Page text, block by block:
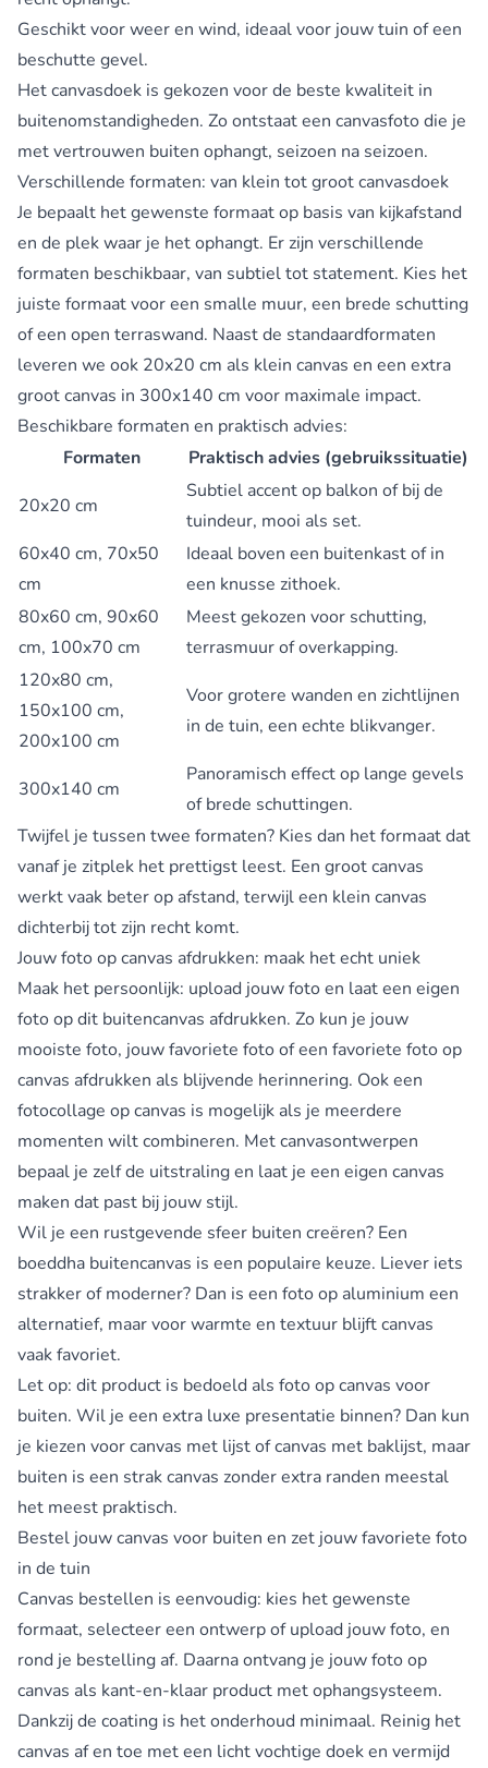
Geschikt voor weer en wind, ideaal voor jouw tuin of een
beschutte gevel.
Het canvasdoek is gekozen voor de beste kwaliteit in
buitenomstandigheden. Zo ontstaat een canvasfoto die je
met vertrouwen buiten ophangt, seizoen na seizoen.
Verschillende formaten: van klein tot groot canvasdoek
Je bepaalt het gewenste formaat op basis van kijkafstand
en de plek waar je het ophangt. Er zijn verschillende
formaten beschikbaar, van subtiel tot statement. Kies het
juiste formaat voor een smalle muur, een brede schutting
of een open terraswand. Naast de standaardformaten
leveren we ook 20x20 cm als klein canvas en een extra
groot canvas in 300x140 cm voor maximale impact.
Beschikbare formaten en praktisch advies:
Formaten
Praktisch advies (gebruikssituatie)
20x20 cm
Subtiel accent op balkon of bij de
tuindeur, mooi als set.
60x40 cm, 70x50
cm
Ideaal boven een buitenkast of in
een knusse zithoek.
80x60 cm, 90x60
cm, 100x70 cm
Meest gekozen voor schutting,
terrasmuur of overkapping.
120x80 cm,
150x100 cm,
200x100 cm
Voor grotere wanden en zichtlijnen
in de tuin, een echte blikvanger.
300x140 cm
Panoramisch effect op lange gevels
of brede schuttingen.
Twijfel je tussen twee formaten? Kies dan het formaat dat
vanaf je zitplek het prettigst leest. Een groot canvas
werkt vaak beter op afstand, terwijl een klein canvas
dichterbij tot zijn recht komt.
Jouw foto op canvas afdrukken: maak het echt uniek
Maak het persoonlijk: upload jouw foto en laat een eigen
foto op dit buitencanvas afdrukken. Zo kun je jouw
mooiste foto, jouw favoriete foto of een favoriete foto op
canvas afdrukken als blijvende herinnering. Ook een
fotocollage op canvas is mogelijk als je meerdere
momenten wilt combineren. Met canvasontwerpen
bepaal je zelf de uitstraling en laat je een eigen canvas
maken dat past bij jouw stijl.
Wil je een rustgevende sfeer buiten creëren? Een
boeddha buitencanvas is een populaire keuze. Liever iets
strakker of moderner? Dan is een foto op aluminium een
alternatief, maar voor warmte en textuur blijft canvas
vaak favoriet.
Let op: dit product is bedoeld als foto op canvas voor
buiten. Wil je een extra luxe presentatie binnen? Dan kun
je kiezen voor canvas met lijst of canvas met baklijst, maar
buiten is een strak canvas zonder extra randen meestal
het meest praktisch.
Bestel jouw canvas voor buiten en zet jouw favoriete foto
in de tuin
Canvas bestellen is eenvoudig: kies het gewenste
formaat, selecteer een ontwerp of upload jouw foto, en
rond je bestelling af. Daarna ontvang je jouw foto op
canvas als kant-en-klaar product met ophangsysteem.
Dankzij de coating is het onderhoud minimaal. Reinig het
canvas af en toe met een licht vochtige doek en vermijd